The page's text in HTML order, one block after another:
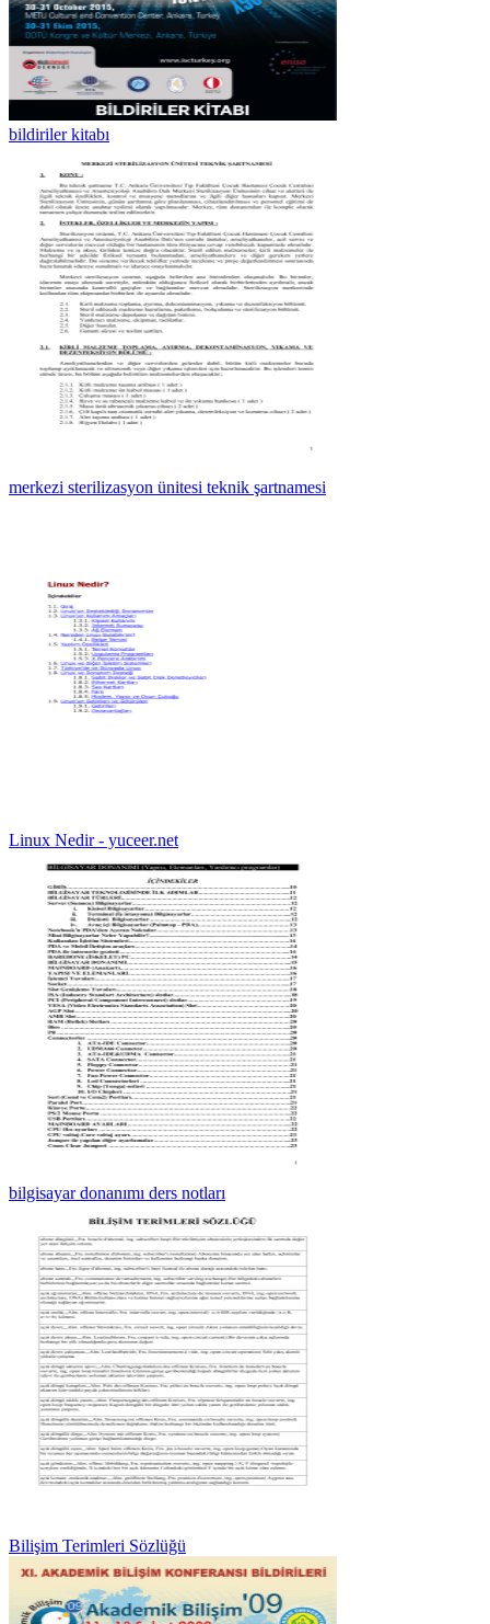
bildiriler kitabı
merkezi sterilizasyon ünitesi teknik şartnamesi
Linux Nedir - yuceer.net
bilgisayar donanımı ders notları
Bilişim Terimleri Sözlüğü